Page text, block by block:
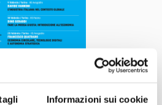
Informazioni sui cookie